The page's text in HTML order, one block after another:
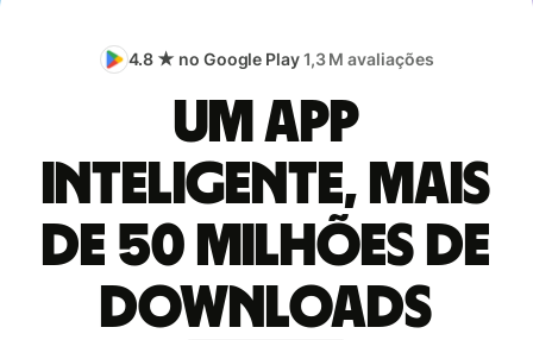
4.8 ★ no Google Play1,3 M avaliações
Um app
inteligente, mais
de 50 milhões de
downloads